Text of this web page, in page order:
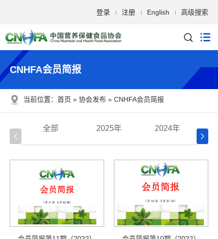
登录 注册 English 高级搜索
CNHFA会员简报
当前位置： 首页 协会发布 CNHFA会员简报
全部 2025年 2024年